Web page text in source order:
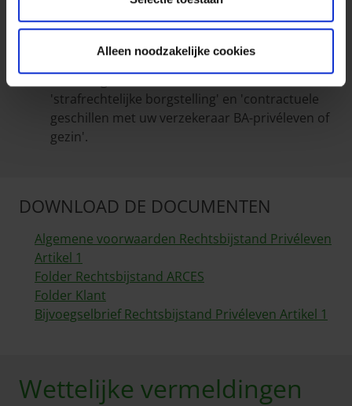
Alleen noodzakelijke cookies
het maximaal verzekerd bedrag per
schadegeval bedraagt 125.000 euro, ongeacht
het aantal betrokken verzekerden. Dit bedrag
wordt teruggebracht tot 25.000 euro voor de
waarborgen 'insolventie van derden',
'strafrechtelijke borgstelling' en 'contractuele
geschillen met uw verzekeraar BA-privéleven of
gezin'.
DOWNLOAD DE DOCUMENTEN
Algemene voorwaarden Rechtsbijstand Privéleven
Artikel 1
Folder Rechtsbijstand ARCES
Folder Klant
Bijvoegselbrief Rechtsbijstand Privéleven Artikel 1
Wettelijke vermeldingen